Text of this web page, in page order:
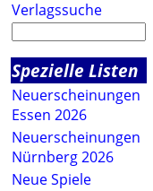
Verlagssuche
Spezielle Listen
Neuerscheinungen
Essen 2026
Neuerscheinungen
Nürnberg 2026
Neue Spiele